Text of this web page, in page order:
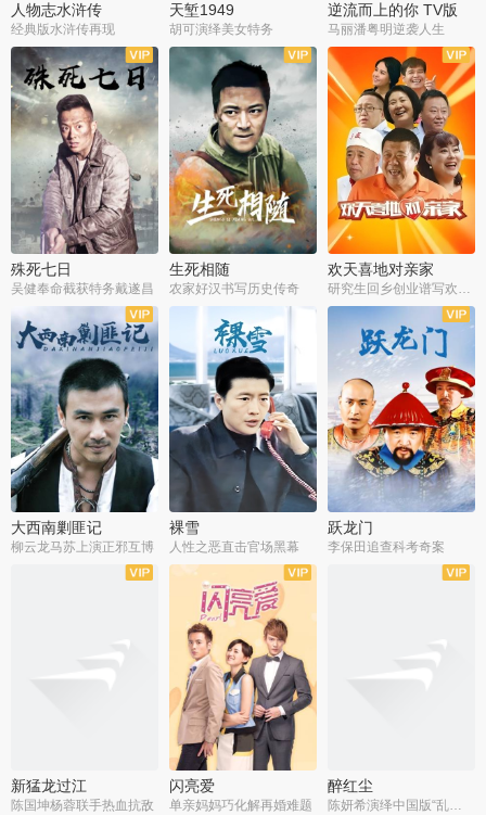
人物志水浒传
经典版水浒传再现
天堑1949
胡可演绎美女特务
逆流而上的你 TV版
马丽潘粤明逆袭人生
全34集
殊死七日
吴健奉命截获特务戴遂昌
全21集
生死相随
农家好汉书写历史传奇
全35集
欢天喜地对亲家
大西南剿匪记
柳云龙马苏上演正邪互博
全21集
裸雪
人性之恶直击官场黑幕
全30集
跃龙门
李保田追查科考奇案
新猛龙过江
陈国坤杨蓉联手热血抗敌
全37集
闪亮爱
单亲妈妈巧化解再婚难题
醉红尘
陈妍希演绎中国版“乱世佳人”